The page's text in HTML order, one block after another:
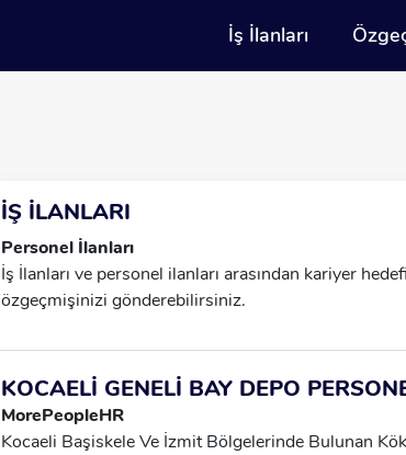
İş İlanları
İŞ İLANLARI
Personel İlanları
İş İlanları ve personel ilanları arasından kariyer
özgeçmişinizi gönderebilirsiniz.
KOCAELİ GENELİ BAY DEPO
MorePeopleHR
Kocaeli Başiskele Ve İzmit Bölgelerinde Bulunan